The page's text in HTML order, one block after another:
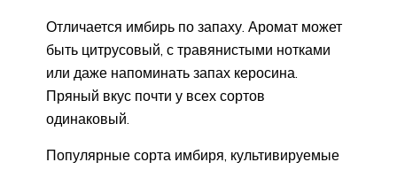
Отличается имбирь по запаху. Аромат может
быть цитрусовый, с травянистыми нотками
или даже напоминать запах керосина.
Пряный вкус почти у всех сортов
одинаковый.
Популярные сорта имбиря, культивируемые